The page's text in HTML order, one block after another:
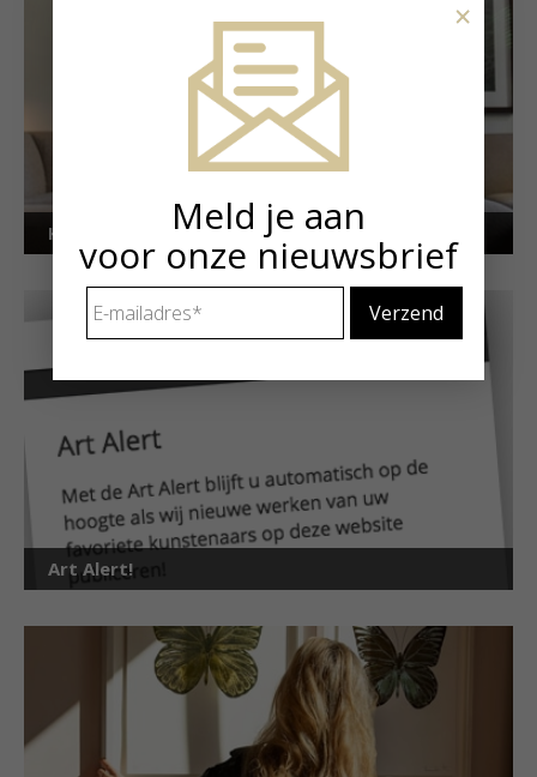
Kunstuitleen voor particulieren
Art Alert!
Meld je aan
voor onze nieuwsbrief
mailadres *
×